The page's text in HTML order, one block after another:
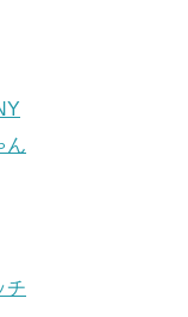
ん
チ